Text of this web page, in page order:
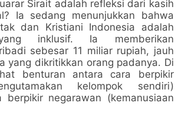
Sirait adalah refleksi dari kasih
Ia sedang menunjukkan bahwa
dan Kristiani Indonesia adalah
inklusif. Ia memberikan
sebesar 11 miliar rupiah, jauh
yang dikritikkan orang padanya. Di
benturan antara cara berpikir
kelompok sendiri)
berpikir negarawan (kemanusiaan